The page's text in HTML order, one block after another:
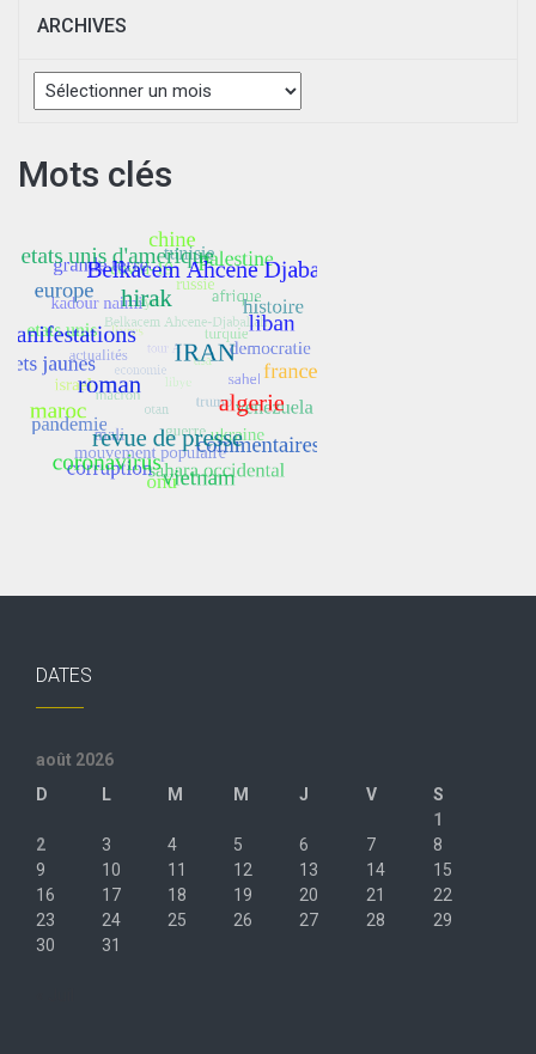
ARCHIVES
Archives
Mots clés
DATES
août 2026
D
L M M J V
S
1
2
3 4 5 6 7
8
9
10 11 12 13 14
15
16
17 18 19 20 21
22
23
24 25 26 27 28
29
30
31